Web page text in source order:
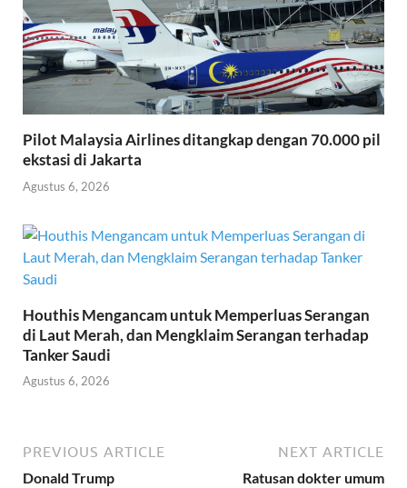
Pilot Malaysia Airlines ditangkap dengan 70.000 pil
ekstasi di Jakarta
Agustus 6, 2026
Houthis Mengancam untuk Memperluas Serangan
di Laut Merah, dan Mengklaim Serangan terhadap
Tanker Saudi
Agustus 6, 2026
PREVIOUS ARTICLE
Donald Trump
NEXT ARTICLE
Ratusan dokter umum